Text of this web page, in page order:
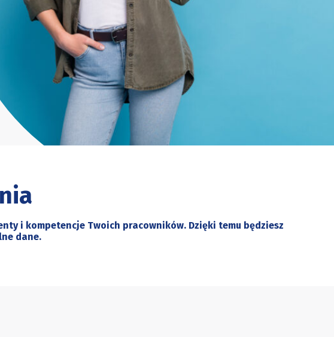
positive lady promoter point hands empty space demonstrate promo
i kompetencje Twoich pracowników. Dzięki temu będziesz
dane.